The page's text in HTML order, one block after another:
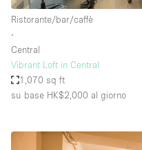
Ristorante/bar/caffè
∙
Central
Vibrant Loft in Central
1,070 sq ft
su base HK$2,000 al giorno